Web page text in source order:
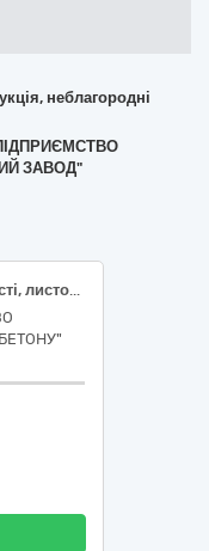
неблагородні
ПІДПРИЄМСТВО
ЗАВОД"
Прокат сталевий підвищеної міцності, листовий гарячекатаний